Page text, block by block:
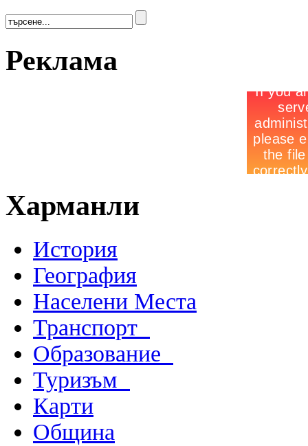
Реклама
Харманли
История
География
Населени Места
Транспорт
Образование
Туризъм
Карти
Община